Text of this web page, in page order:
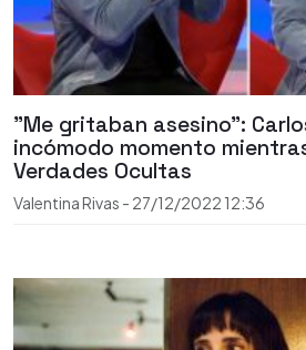
"Me gritaban asesino":
incómodo momento
Verdades Ocultas
Valentina Rivas - 27/12/2022 12:36